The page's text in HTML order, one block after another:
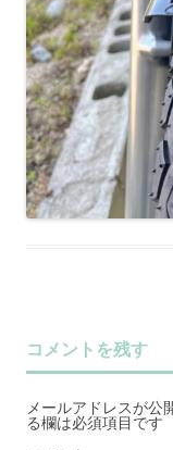
コメントを残す
メールアドレスが公
る欄は必須項目です